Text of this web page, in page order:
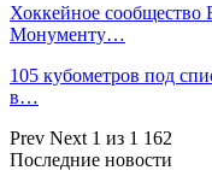
Хоккейное сообщество
Монументу…
105 кубометров под
в…
Prev Next 1 из 1 162
Последние новости